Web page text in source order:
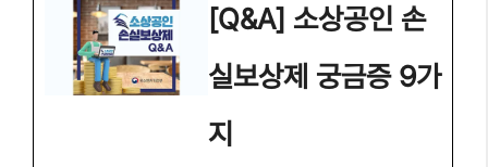
[Q&A] 소상공인 손
실보상제 궁금증 9가
지